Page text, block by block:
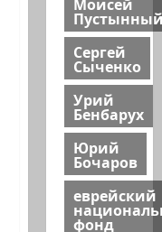
Сергей
Сыченко
Урий
Бенбарух
Юрий
Бочаров
еврейский
фонд